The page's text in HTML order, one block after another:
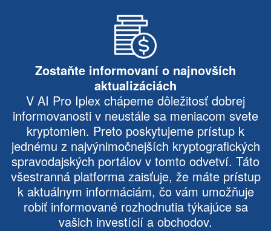
Zostaňte informovaní o najnovších
aktualizáciách
V AI Pro Iplex chápeme dôležitosť dobrej
informovanosti v neustále sa meniacom svete
kryptomien. Preto poskytujeme prístup k
jednému z najvýnimočnejších kryptografických
spravodajských portálov v tomto odvetví. Táto
všestranná platforma zaisťuje, že máte prístup
k aktuálnym informáciám, čo vám umožňuje
robiť informované rozhodnutia týkajúce sa
vašich investícií a obchodov.